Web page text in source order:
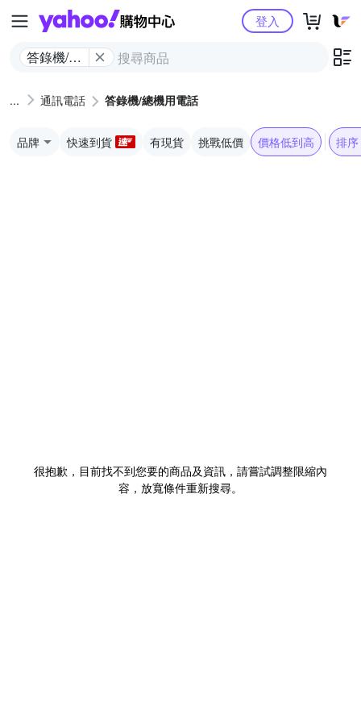
Yahoo購物中心
答錄機/總
登入
通訊電話 答錄機/總機用電話
品牌 快速到貨 有現貨 挑戰低價 價格低到高 排序
很抱歉，目前找不到您要的商品及資訊，請嘗試調整限縮內
容，放寬條件重新搜尋。